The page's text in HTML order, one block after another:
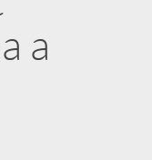
a